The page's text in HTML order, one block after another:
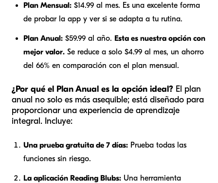
Plan Mensual: $14.99 al mes. Es una excelente forma
de probar la app y ver si se adapta a tu rutina.
Plan Anual: $59.99 al año. Esta es nuestra opción con
mejor valor. Se reduce a solo $4.99 al mes, un ahorro
del 66% en comparación con el plan mensual.
¿Por qué el Plan Anual es la opción ideal? El plan
anual no solo es más asequible; está diseñado para
proporcionar una experiencia de aprendizaje
integral. Incluye:
Una prueba gratuita de 7 días: Prueba todas las
funciones sin riesgo.
La aplicación Reading Blubs: Una herramienta